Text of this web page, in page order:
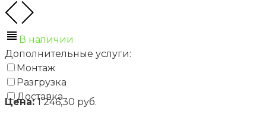
В наличии
Дополнительные услуги:
Монтаж
Разгрузка
Доставка
Цена:1 246,30 руб.